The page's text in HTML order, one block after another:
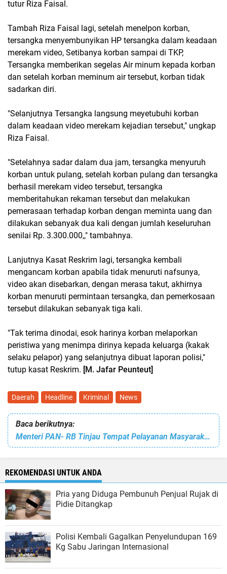
tutur Riza Faisal.
Tambah Riza Faisal lagi, setelah menelpon korban,
tersangka menyembunyikan HP tersangka dalam keadaan
merekam video, Setibanya korban sampai di TKP,
Tersangka memberikan segelas Air minum kepada korban
dan setelah korban meminum air tersebut, korban tidak
sadarkan diri.
"Selanjutnya Tersangka langsung meyetubuhi korban
dalam keadaan video merekam kejadian tersebut," ungkap
Riza Faisal.
"Setelahnya sadar dalam dua jam, tersangka menyuruh
korban untuk pulang, setelah korban pulang dan tersangka
berhasil merekam video tersebut, tersangka
memberitahukan rekaman tersebut dan melakukan
pemerasaan terhadap korban dengan meminta uang dan
dilakukan sebanyak dua kali dengan jumlah keseluruhan
senilai Rp. 3.300.000,," tambahnya.
Lanjutnya Kasat Reskrim lagi, tersangka kembali
mengancam korban apabila tidak menuruti nafsunya,
video akan disebarkan, dengan merasa takut, akhirnya
korban menuruti permintaan tersangka, dan pemerkosaan
tersebut dilakukan sebanyak tiga kali.
"Tak terima dinodai, esok harinya korban melaporkan
peristiwa yang menimpa dirinya kepada keluarga (kakak
selaku pelapor) yang selanjutnya dibuat laporan polisi,"
tutup kasat Reskrim. [M. Jafar Peunteut]
Daerah Headline Kriminal News
Baca berikutnya:
Menteri PAN- RB Tinjau Tempat Pelayanan Masyarakat di Polresta Banda Aceh
REKOMENDASI UNTUK ANDA
Pria yang Diduga Pembunuh Penjual Rujak di
Pidie Ditangkap
Polisi Kembali Gagalkan Penyelundupan 169
Kg Sabu Jaringan Internasional